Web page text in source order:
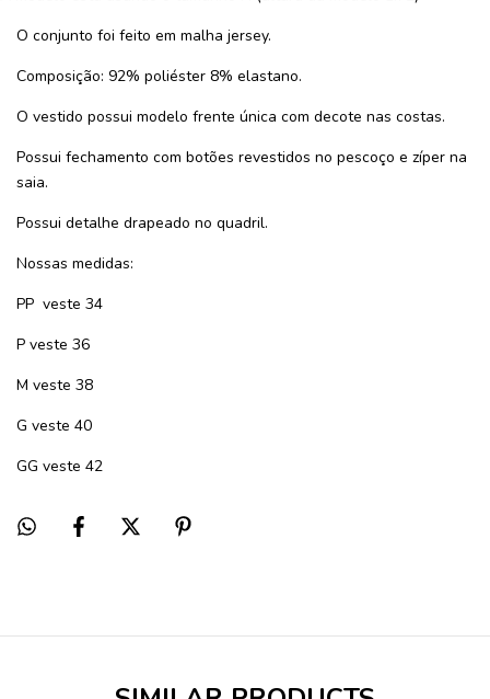
O conjunto foi feito em malha jersey.
Composição: 92% poliéster 8% elastano.
O vestido possui modelo frente única com decote nas costas.
Possui fechamento com botões revestidos no pescoço e zíper na
saia.
Possui detalhe drapeado no quadril.
Nossas medidas:
PP veste 34
P veste 36
M veste 38
G veste 40
GG veste 42